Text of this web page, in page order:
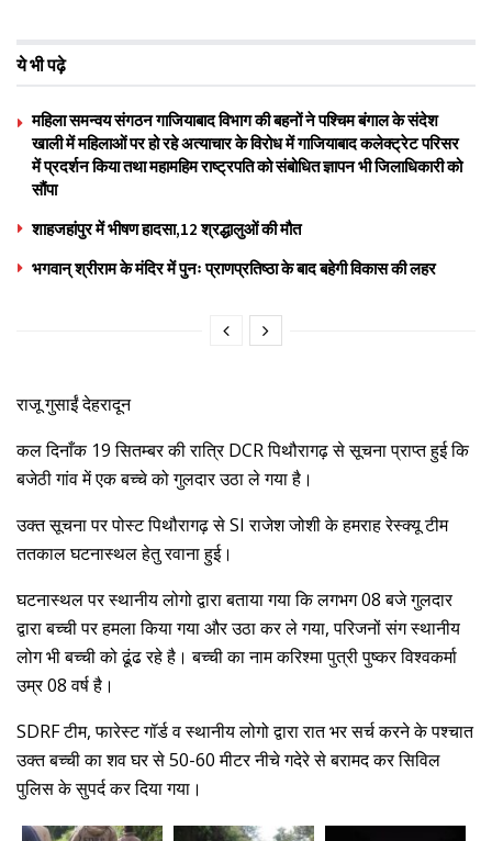
ये भी पढ़े
महिला समन्वय संगठन गाजियाबाद विभाग की बहनों ने पश्चिम बंगाल के संदेश
खाली में महिलाओं पर हो रहे अत्याचार के विरोध में गाजियाबाद कलेक्ट्रेट परिसर
में प्रदर्शन किया तथा महामहिम राष्ट्रपति को संबोधित ज्ञापन भी जिलाधिकारी को
सौंपा
शाहजहांपुर में भीषण हादसा,12 श्रद्धालुओं की मौत
भगवान् श्रीराम के मंदिर में पुनः प्राणप्रतिष्ठा के बाद बहेगी विकास की लहर
राजू गुसाईं देहरादून
कल दिनाँक 19 सितम्बर की रात्रि DCR पिथौरागढ़ से सूचना प्राप्त हुई कि
बजेठी गांव में एक बच्चे को गुलदार उठा ले गया है।
उक्त सूचना पर पोस्ट पिथौरागढ़ से SI राजेश जोशी के हमराह रेस्क्यू टीम
ततकाल घटनास्थल हेतु रवाना हुई।
घटनास्थल पर स्थानीय लोगो द्वारा बताया गया कि लगभग 08 बजे गुलदार
द्वारा बच्ची पर हमला किया गया और उठा कर ले गया, परिजनों संग स्थानीय
लोग भी बच्ची को ढूंढ रहे है। बच्ची का नाम करिश्मा पुत्री पुष्कर विश्वकर्मा
उम्र 08 वर्ष है।
SDRF टीम, फारेस्ट गॉर्ड व स्थानीय लोगो द्वारा रात भर सर्च करने के पश्चात
उक्त बच्ची का शव घर से 50-60 मीटर नीचे गदेरे से बरामद कर सिविल
पुलिस के सुपर्द कर दिया गया।